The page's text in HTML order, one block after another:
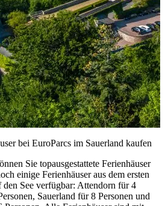
bei EuroParcs im Sauerland kaufen
Sie topausgestattete Ferienhäuser
einige Ferienhäuser aus dem ersten
See verfügbar: Attendorn für 4
Sauerland für 8 Personen und